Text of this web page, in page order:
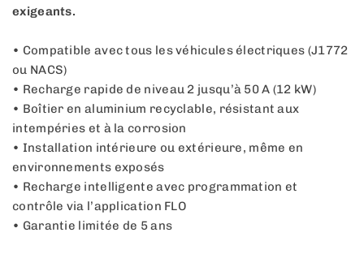
exigeants.
• Compatible avec tous les véhicules électriques (J1772
ou NACS)
• Recharge rapide de niveau 2 jusqu’à 50 A (12 kW)
• Boîtier en aluminium recyclable, résistant aux
intempéries et à la corrosion
• Installation intérieure ou extérieure, même en
environnements exposés
• Recharge intelligente avec programmation et
contrôle via l’application FLO
• Garantie limitée de 5 ans